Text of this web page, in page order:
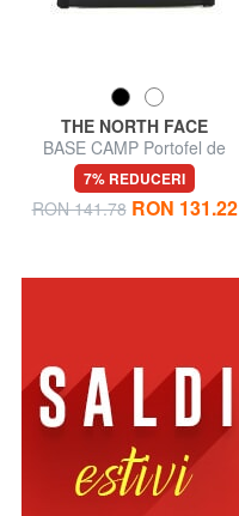
THE NORTH FACE
BASE CAMP Portofel de
rupere
7% REDUCERI
RON 141.78 RON 131.22